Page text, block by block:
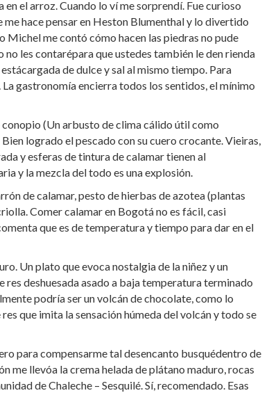
el arroz. Cuando lo ví me sorprendí. Fue curioso
hace pensar en Heston Blumenthal y lo divertido
Michel me contó cómo hacen las piedras no pude
les contarépara que ustedes también le den rienda
de dulce y sal al mismo tiempo. Para
gastronomía encierra todos los sentidos, el mínimo
(Un arbusto de clima cálido útil como
logrado el pescado con su cuero crocante. Vieiras,
y esferas de tintura de calamar tienen al
y la mezcla del todo es una explosión.
de calamar, pesto de hierbas de azotea (plantas
Comer calamar en Bogotá no es fácil, casi
que es de temperatura y tiempo para dar en el
Un plato que evoca nostalgia de la niñez y un
res deshuesada asado a baja temperatura terminado
podría ser un volcán de chocolate, como lo
que imita la sensación húmeda del volcán y todo se
para compensarme tal desencanto busquédentro de
me llevóa la crema helada de plátano maduro, rocas
de Chaleche – Sesquilé. Sí, recomendado. Esas